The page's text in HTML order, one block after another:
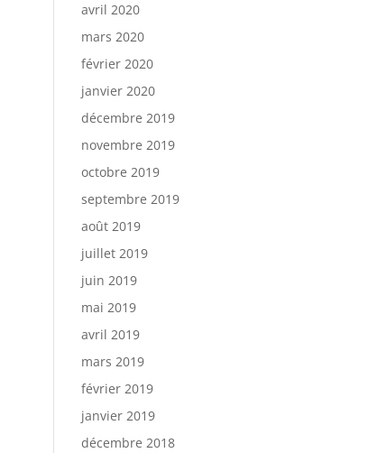
avril 2020
mars 2020
février 2020
janvier 2020
décembre 2019
novembre 2019
octobre 2019
septembre 2019
août 2019
juillet 2019
juin 2019
mai 2019
avril 2019
mars 2019
février 2019
janvier 2019
décembre 2018